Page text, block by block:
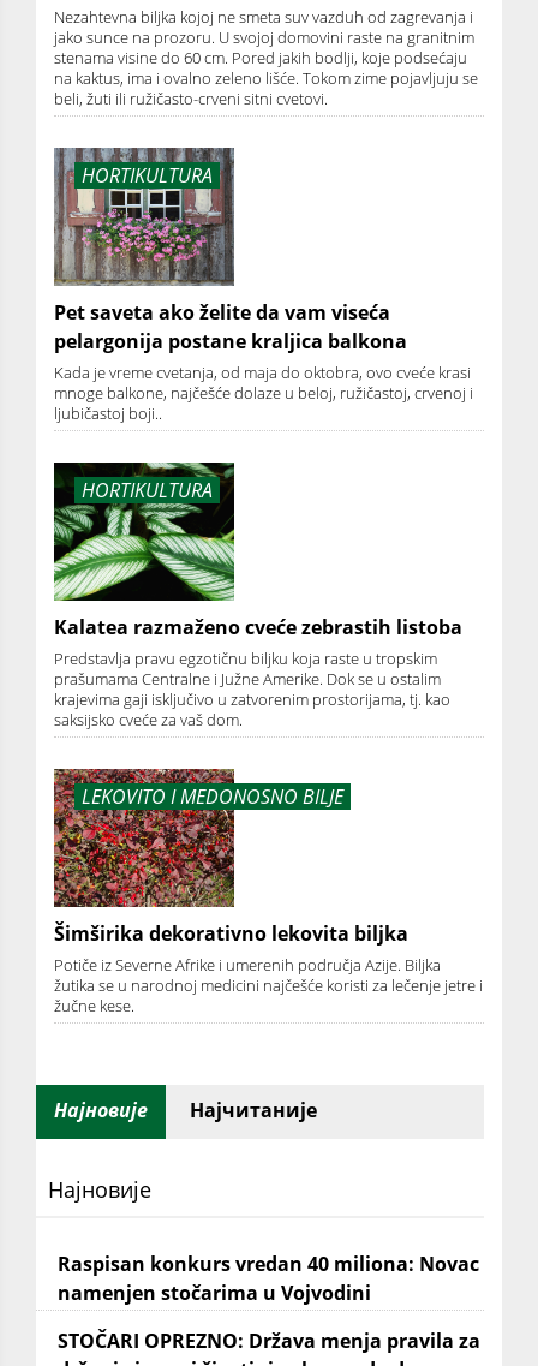
Nezahtevna biljka kojoj ne smeta suv vazduh od zagrevanja i
jako sunce na prozoru. U svojoj domovini raste na granitnim
stenama visine do 60 cm. Pored jakih bodlji, koje podsećaju
na kaktus, ima i ovalno zeleno lišće. Tokom zime pojavljuju se
beli, žuti ili ružičasto-crveni sitni cvetovi.
HORTIKULTURA
Pet saveta ako želite da vam viseća
pelargonija postane kraljica balkona
Kada je vreme cvetanja, od maja do oktobra, ovo cveće krasi
mnoge balkone, najčešće dolaze u beloj, ružičastoj, crvenoj i
ljubičastoj boji..
HORTIKULTURA
Kalatea razmaženo cveće zebrastih listoba
Predstavlja pravu egzotičnu biljku koja raste u tropskim
prašumama Centralne i Južne Amerike. Dok se u ostalim
krajevima gaji isključivo u zatvorenim prostorijama, tj. kao
saksijsko cveće za vaš dom.
LEKOVITO I MEDONOSNO BILJE
Šimširika dekorativno lekovita biljka
Potiče iz Severne Afrike i umerenih područja Azije. Biljka
žutika se u narodnoj medicini najčešće koristi za lečenje jetre i
žučne kese.
Најновије Најчитаније
Најновије
Raspisan konkurs vredan 40 miliona: Novac
namenjen stočarima u Vojvodini
STOČARI OPREZNO: Država menja pravila za